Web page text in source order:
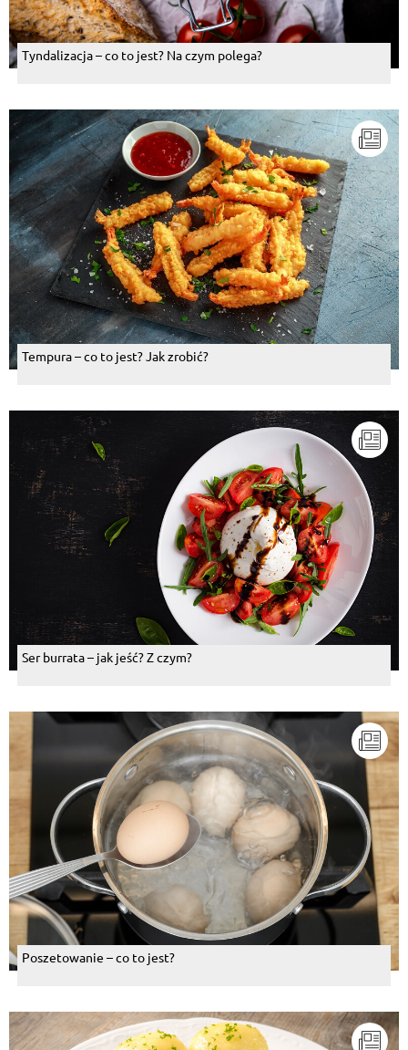
Tyndalizacja – co to jest? Na czym polega?
Tempura – co to jest? Jak zrobić?
Ser burrata – jak jeść? Z czym?
Poszetowanie – co to jest?